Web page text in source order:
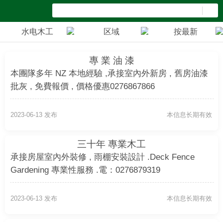
水电木工 区域 按最新
專 業 油 漆
本團隊多年 NZ 本地經驗 ,承接室內外新房 , 舊房油漆
批灰 , 免費報價 , 價格優惠0276867866
本信息长期有效
2023-06-13 发布
三十年 專業木工
承接房屋室內外裝修 , 雨棚安裝設計 .Deck Fence
Gardening 專業性服務 .電：0276879319
本信息长期有效
2023-06-13 发布